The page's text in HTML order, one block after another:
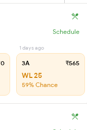
Schedule
1 days ago
3A ₹565
WL 25
59% Chance